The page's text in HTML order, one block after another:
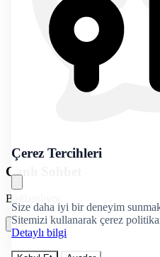
Çerez Tercihleri
Size daha iyi bir deneyim
Sitemizi kullanarak çerez
Detaylı bilgi
Canlı Sohbet
Bağlanılıyor...